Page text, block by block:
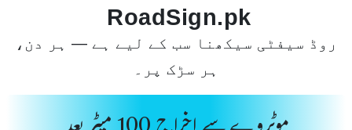
RoadSign.pk
روڈ سیفٹی سیکھنا سب کے لیے ہے — ہر دن،
ہر سڑک پر۔